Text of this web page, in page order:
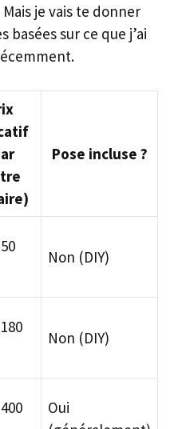
je vais te donner
sur ce que j’ai
Pose incluse ?
Non (DIY)
Non (DIY)
Oui